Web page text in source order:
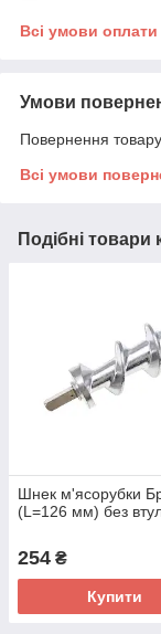
Всі умови оплати
Умови
Повернення
Всі умови
Подібні товари
Шнек м'ясорубки
(L=126 мм) без
254 ₴
Купити